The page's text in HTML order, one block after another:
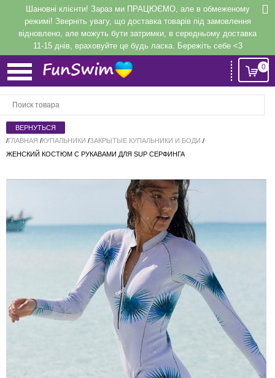
Шановні клієнти! Зараз ми ПРАЦЮЄМО, але в обмеженому
режимі! Зверніть увагу, що доставка товарів під замовлення
відновлено, але можуть бути затримки, в середньому доставка
11-15 днів, враховуйте це будь ласка. Бережіть себе <3
0
/ГЛАВНАЯ /КУПАЛЬНИКИ /ЗАКРЫТЫЕ КУПАЛЬНИКИ И БОДИ /
ЖЕНСКИЙ КОСТЮМ С РУКАВАМИ ДЛЯ SUP СЕРФИНГА
ВходилиРегистрация
Напомнить
Регистрация или авторизация